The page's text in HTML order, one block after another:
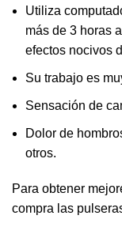
Utiliza
más de 3 horas
efectos nocivos
Su trabajo es
Sensación de
Dolor de
otros.
Para obtener
compra las